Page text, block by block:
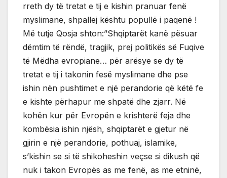
rreth dy të tretat e tij e kishin pranuar fenë
myslimane, shpallej kështu popullë i paqenë !
Më tutje Qosja shton:”Shqiptarët kanë pësuar
dëmtim të rëndë, tragjik, prej politikës së Fuqive
të Mëdha evropiane… për arësye se dy të
tretat e tij i takonin fesë myslimane dhe pse
ishin nën pushtimet e një perandorie që këtë fe
e kishte përhapur me shpatë dhe zjarr. Në
kohën kur për Evropën e krishterë feja dhe
kombësia ishin njësh, shqiptarët e gjetur në
gjirin e një perandorie, pothuaj, islamike,
s’kishin se si të shikoheshin veçse si dikush që
nuk i takon Evropës as me fenë, as me etninë,